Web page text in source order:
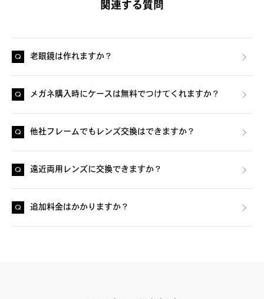
関連する質問
老眼鏡は作れますか？
メガネ購入時にケースは無料でつけてくれますか？
他社フレームでもレンズ交換はできますか？
遠近両用レンズに交換できますか？
追加料金はかかりますか？